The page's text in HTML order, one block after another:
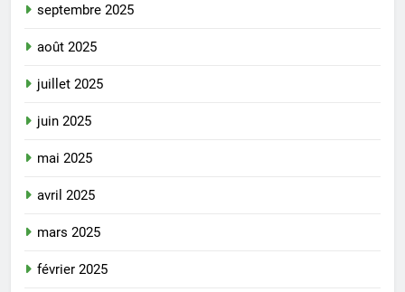
septembre 2025
août 2025
juillet 2025
juin 2025
mai 2025
avril 2025
mars 2025
février 2025